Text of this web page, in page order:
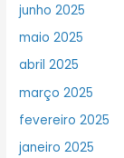
junho 2025
maio 2025
abril 2025
março 2025
fevereiro 2025
janeiro 2025